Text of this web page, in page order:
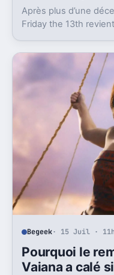
Après plus d’une
Friday the 13th
décor.
Begeek· 15 Juil ·
Pourquoi le
Vaiana a calé